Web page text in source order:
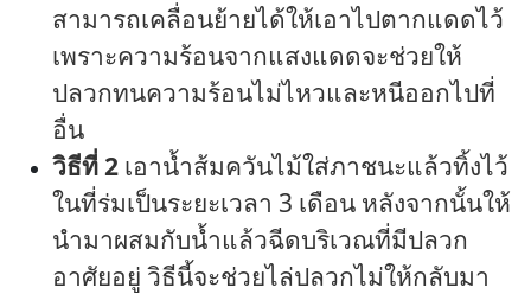
สามารถเคลื่อนย้ายได้ให้เอาไปตากแดดไว้
เพราะความร้อนจากแสงแดดจะช่วยให้
ปลวกทนความร้อนไม่ไหวและหนีออกไปที่
อื่น
วิธีที่ 2 เอาน้ำส้มควันไม้ใส่ภาชนะแล้วทิ้งไว้
ในที่ร่มเป็นระยะเวลา 3 เดือน หลังจากนั้นให้
นำมาผสมกับน้ำแล้วฉีดบริเวณที่มีปลวก
อาศัยอยู่ วิธีนี้จะช่วยไล่ปลวกไม่ให้กลับมา